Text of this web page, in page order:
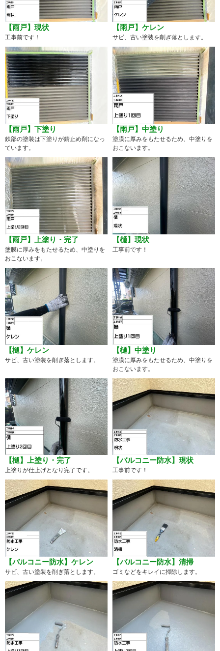
【雨戸】現状
工事前です！
【雨戸】ケレン
サビ、古い塗装を削ぎ落とします。
【雨戸】下塗り
鉄部の塗装は下塗りが錆止め剤になっ
ています。
【雨戸】中塗り
塗膜に厚みをもたせるため、中塗りを
おこないます。
【雨戸】上塗り・完了
塗膜に厚みをもたせるため、中塗りを
おこないます。
【樋】現状
工事前です！
【樋】ケレン
サビ、古い塗装を削ぎ落とします。
【樋】中塗り
塗膜に厚みをもたせるため、中塗りを
おこないます。
【樋】上塗り・完了
上塗りが仕上げとなり完了です。
【バルコニー防水】現状
工事前です！
【バルコニー防水】ケレン
サビ、古い塗装を削ぎ落とします。
【バルコニー防水】清掃
ゴミなどをキレイに掃除します。